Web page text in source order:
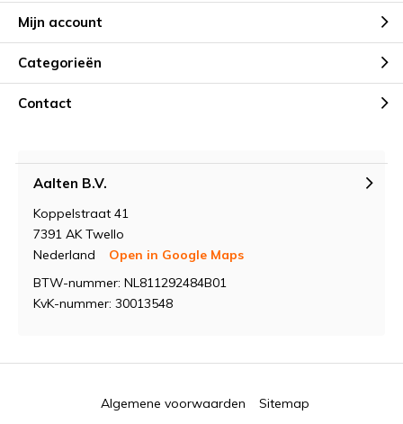
Mijn account
Categorieën
Contact
Aalten B.V.
Koppelstraat 41
7391 AK Twello
Nederland
Open in Google Maps
BTW-nummer: NL811292484B01
KvK-nummer: 30013548
Algemene voorwaarden Sitemap